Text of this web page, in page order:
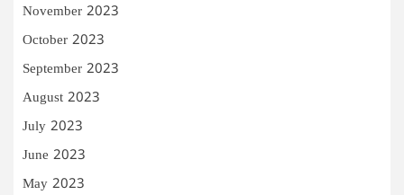
November 2023
October 2023
September 2023
August 2023
July 2023
June 2023
May 2023